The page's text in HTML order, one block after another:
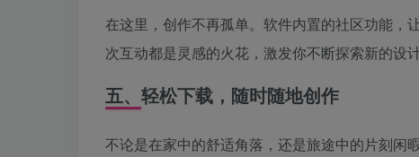
在这里，创作不再孤单。软件内置的社区功能，
次互动都是灵感的火花，激发你不断探索新的设
五、轻松下载，随时随地创作
不论是在家中的舒适角落，还是旅途中的片刻闲